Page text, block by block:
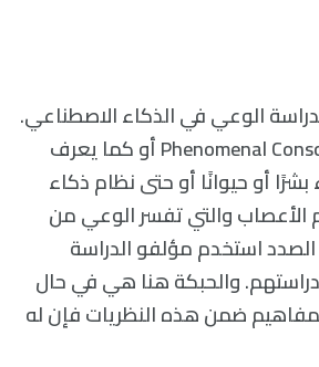
الوعي في الذكاء الاصطناعي.
وتتمثل جهود البحث بالتركيز على الوعي الظاهري Phenomenal Consciousness أو كما يعرف
أو حيوانًا أو حتى نظام ذكاء
والتي تفسر الوعي من
استخدم مؤلفو الدراسة
والحبكة هنا هي في حال
ضمن هذه النظريات فإن له